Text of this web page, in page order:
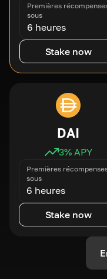
Premières
sous
6 heures
Stake now
DAI
3% APY
Premières
sous
6 heures
Stake now